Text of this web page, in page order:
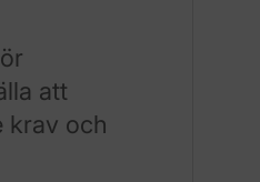
att
krav och